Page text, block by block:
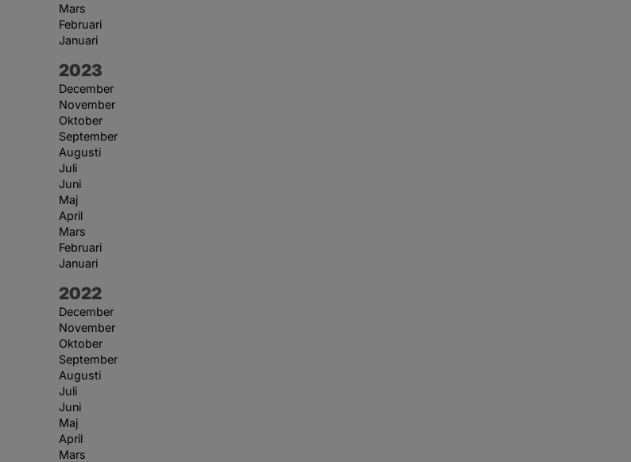
Mars
Februari
Januari
År:
2023
December
November
Oktober
September
Augusti
Juli
Juni
Maj
April
Mars
Februari
Januari
År:
2022
December
November
Oktober
September
Augusti
Juli
Juni
Maj
April
Mars